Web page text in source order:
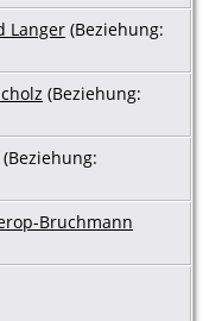
Langer (Beziehung:
(Beziehung:
(Beziehung:
Bruchmann